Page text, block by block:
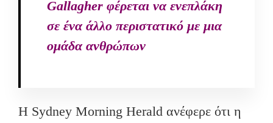
Gallagher φέρεται να ενεπλάκη
σε ένα άλλο περιστατικό με μια
ομάδα ανθρώπων
Η Sydney Morning Herald ανέφερε ότι η